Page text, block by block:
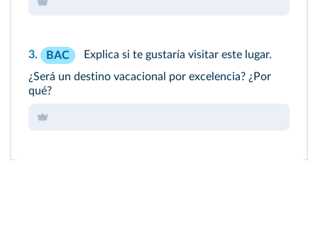
3. BAC
Explica si te gustaría visitar este lugar.
¿Será un destino vacacional por excelencia? ¿Por
qué?